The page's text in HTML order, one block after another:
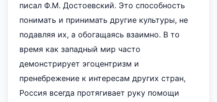
писал Ф.М. Достоевский. Это способность
понимать и принимать другие культуры, не
подавляя их, а обогащаясь взаимно. В то
время как западный мир часто
демонстрирует эгоцентризм и
пренебрежение к интересам других стран,
Россия всегда протягивает руку помощи